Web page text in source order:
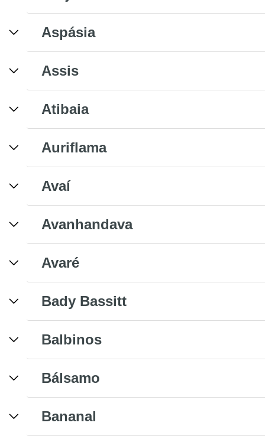
Aspásia
Assis
Atibaia
Auriflama
Avaí
Avanhandava
Avaré
Bady Bassitt
Balbinos
Bálsamo
Bananal